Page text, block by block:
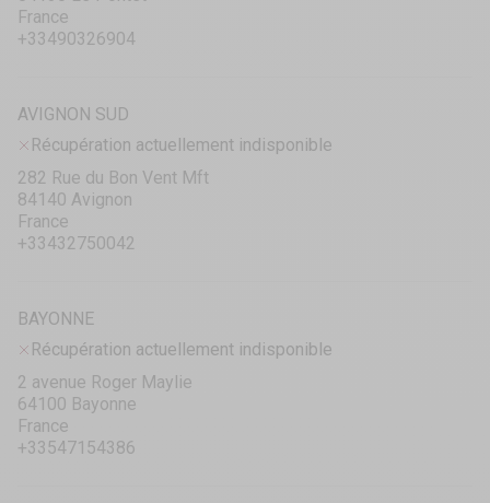
France
+33490326904
AVIGNON SUD
Récupération actuellement indisponible
282 Rue du Bon Vent Mft
84140 Avignon
France
+33432750042
BAYONNE
Récupération actuellement indisponible
2 avenue Roger Maylie
64100 Bayonne
France
+33547154386